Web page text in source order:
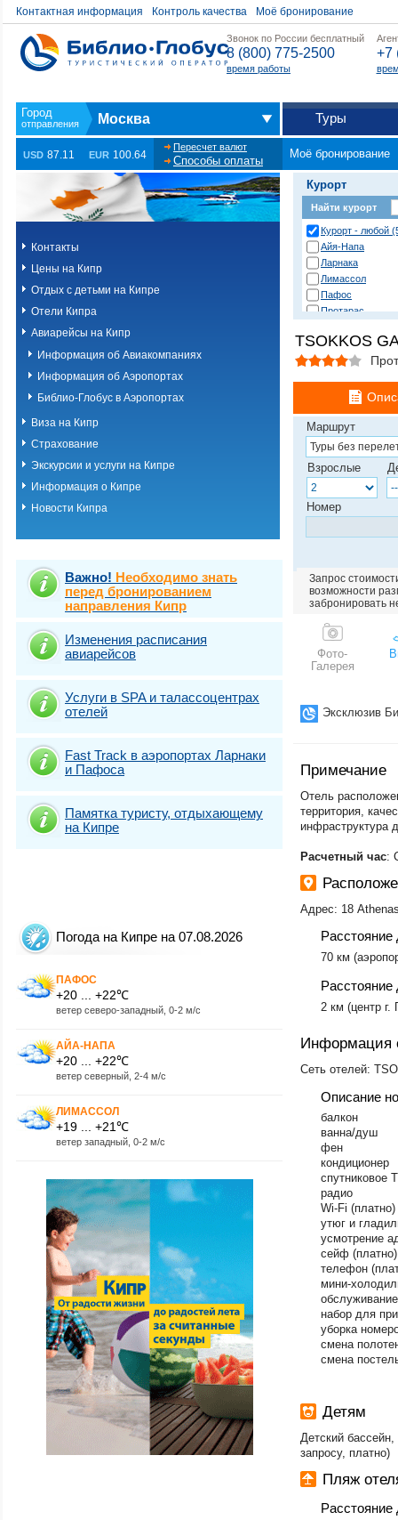
Контактная информация Контроль качества Моё бронирование
Звонок по России бесплатный
8 (800) 775-2500
время работы
+7
Москва Туры
USD 87.11 EUR 100.64
Пересчет валют
Способы оплаты
Моё бронирование
Контакты
Цены на Кипр
Отдых с детьми на Кипре
Отели Кипра
Авиарейсы на Кипр
Информация об Авиакомпаниях
Информация об Аэропортах
Библио-Глобус в Аэропортах
Виза на Кипр
Страхование
Экскурсии и услуги на Кипре
Информация о Кипре
Новости Кипра
Важно! Необходимо знать
перед бронированием
направления Кипр
Изменения расписания
авиарейсов
Услуги в SPA и талассоцентрах
отелей
Fast Traсk в аэропортах Ларнаки
и Пафоса
Памятка туристу, отдыхающему
на Кипре
Погода на Кипре на 07.08.2026
ПАФОС
+20 ... +22℃
ветер северо-западный, 0-2 м/с
АЙА-НАПА
+20 ... +22℃
ветер северный, 2-4 м/с
ЛИМАССОЛ
+19 ... +21℃
ветер западный, 0-2 м/с
Курорт
Найти курорт
Курорт - любой
Айя-Напа
Ларнака
Лимассол
Пафос
Протарас
TSOKKOS
Маршрут
Взрослые
Номер
Запрос
возможности
забронировать
Фото-
Галерея
Эксклюзив
Примечание
Отель
территория,
инфраструктура
Расчетный час:
Адрес: 18
Расстояние
70 км
Расстояние
2 км (центр г.
Информация
Сеть отелей:
Описание
​балкон
ванна/душ
фен
кондиционер
спутниковое
радио
Wi-Fi (платно)
утюг и
усмотрение
сейф (платно)
телефон
мини-
набор для
уборка
смена
смена
Детям
Детский
запросу, платно)
Пляж